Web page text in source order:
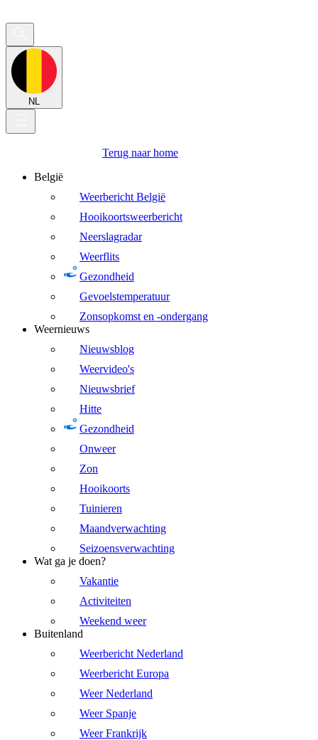
NL
Terug naar home
België
Weerbericht België
Hooikoortsweerbericht
Neerslagradar
Weerflits
Gezondheid
Gevoelstemperatuur
Zonsopkomst en -ondergang
Weernieuws
Nieuwsblog
Weervideo's
Nieuwsbrief
Hitte
Gezondheid
Onweer
Zon
Hooikoorts
Tuinieren
Maandverwachting
Seizoensverwachting
Wat ga je doen?
Vakantie
Activiteiten
Weekend weer
Buitenland
Weerbericht Nederland
Weerbericht Europa
Weer Nederland
Weer Spanje
Weer Frankrijk